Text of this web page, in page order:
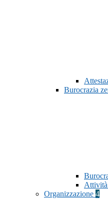
Burocrazia
Attività
Organizzazione 4